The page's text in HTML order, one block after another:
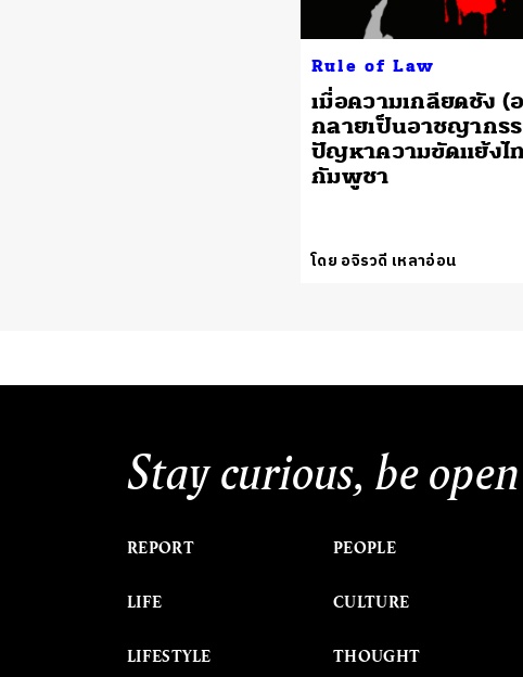
Rule of Law
เมื่อความเกลียดชัง (
กลายเป็นอาชญากร
ปัญหาความขัดแย้งไ
กัมพูชา
โดย อจิรวดี เหลาอ่อน
Stay curious, be open
REPORT
LIFE
LIFESTYLE
PEOPLE
CULTURE
THOUGHT